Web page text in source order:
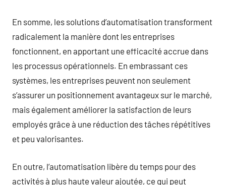
En somme, les solutions d’automatisation transforment
radicalement la manière dont les entreprises
fonctionnent, en apportant une efficacité accrue dans
les processus opérationnels. En embrassant ces
systèmes, les entreprises peuvent non seulement
s’assurer un positionnement avantageux sur le marché,
mais également améliorer la satisfaction de leurs
employés grâce à une réduction des tâches répétitives
et peu valorisantes.
En outre, l’automatisation libère du temps pour des
activités à plus haute valeur ajoutée, ce qui peut